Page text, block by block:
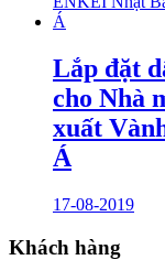
Lắp đặt
cho Nhà
xuất
Á
17-08-2019
Khách hàng